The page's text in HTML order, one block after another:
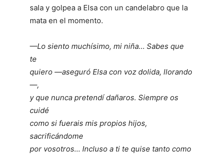
sala y golpea a Elsa con un candelabro que la
mata en el momento.
—Lo siento muchísimo, mi niña… Sabes que
te
quiero —aseguró Elsa con voz dolida, llorando
—,
y que nunca pretendí dañaros. Siempre os
cuidé
como si fuerais mis propios hijos,
sacrificándome
por vosotros… Incluso a ti te quise tanto como